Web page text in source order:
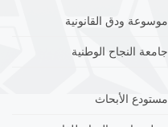
موسوعة ودق القانونية
جامعة النجاح الوطنية
مستودع الأبحاث